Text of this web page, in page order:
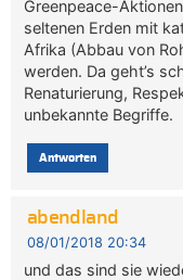
Greenpeace-
seltenen Erden mit
Afrika (Abbau von
werden. Da geht’s
Renaturierung,
unbekannte Begriffe.
Antworten
abendland
08/01/2018 20:34
und das sind sie